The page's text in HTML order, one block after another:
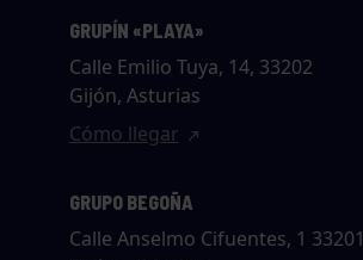
GRUPÍN «PLAYA»
Calle Emilio Tuya, 14, 33202
Gijón, Asturias
Cómo llegar
GRUPO BEGOÑA
Calle Anselmo Cifuentes, 1 33201